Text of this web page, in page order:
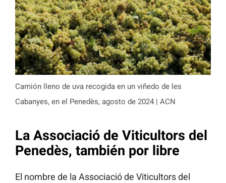
Camión lleno de uva recogida en un viñedo de les
Cabanyes, en el Penedès, agosto de 2024 | ACN
La Associació de Viticultors del
Penedès, también por libre
El nombre de la Associació de Viticultors del